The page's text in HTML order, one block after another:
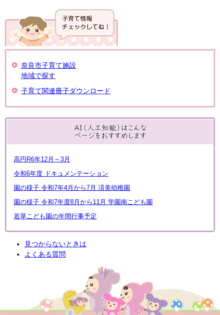
奈良市子育て施設
地域で探す
子育て関連冊子ダウンロード
高円R6年12月～3月
令和6年度 ドキュメンテーション
園の様子 令和7年4月から7月 済美幼稚園
園の様子 令和7年度8月から11月 学園南こども園
若草こども園の年間行事予定
見つからないときは
よくある質問